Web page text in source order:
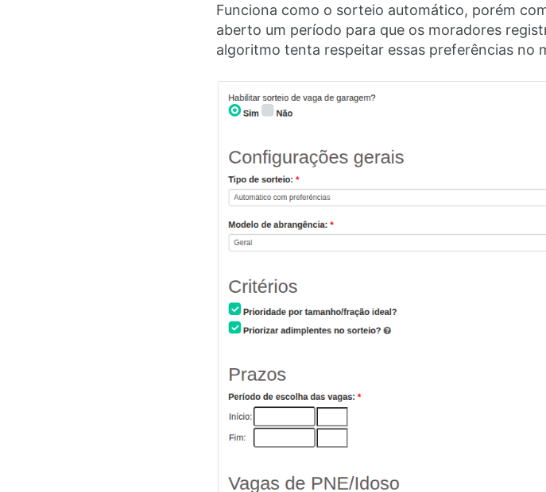
Funciona como o sorteio automático, porém
aberto um período para que os moradores
algoritmo tenta respeitar essas preferências no